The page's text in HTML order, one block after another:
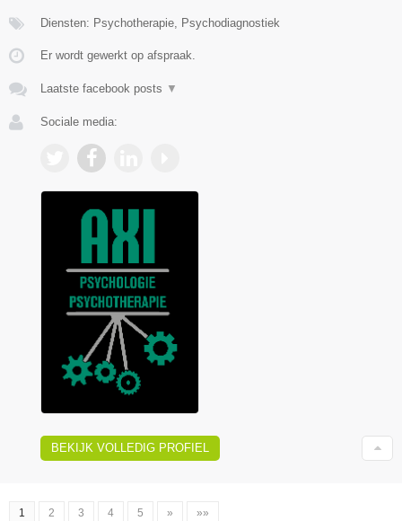
Diensten: Psychotherapie, Psychodiagnostiek
Er wordt gewerkt op afspraak.
Laatste facebook posts ▼
Sociale media:
BEKIJK VOLLEDIG PROFIEL
1 2 3 4 5 » »»